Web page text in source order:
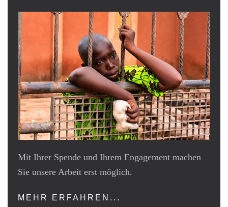
Mit Ihrer Spende und Ihrem Engagement machen
Sie unsere Arbeit erst möglich.
MEHR ERFAHREN...